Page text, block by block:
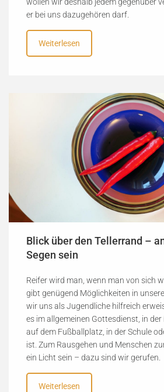
wollen wir deshalb jedem gegenüber
er bei uns dazugehören darf.
Weiterlesen
Blick über den Tellerrand –
Segen sein
Reifer wird man, wenn man von sich
gibt genügend Möglichkeiten in
wir uns als Jugendliche hilfreich
es im allgemeinen Gottesdienst, in
auf dem Fußballplatz, in der Schule
ist. Zum Rausgehen und Menschen
ein Licht sein – dazu sind wir gerufen.
Weiterlesen